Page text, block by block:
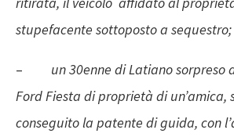
stupefacente sottoposto a sequestro;
– un 30enne di Latiano sorpreso
Ford Fiesta di proprietà di un’amica,
conseguito la patente di guida, con